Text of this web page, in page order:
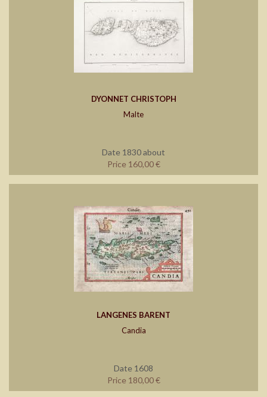
DYONNET CHRISTOPH
Malte
Date 1830 about
Price 160,00 €
LANGENES BARENT
Candia
Date 1608
Price 180,00 €